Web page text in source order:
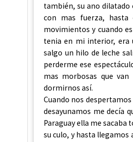
también, su ano dilatado
con mas fuerza, hasta
movimientos y cuando
tenia en mi interior, era
salgo un hilo de leche
perderme ese
mas morbosas que
dormirnos así.
Cuando nos
desayunamos me decía
Paraguay ella me sacaba
su culo, y hasta llegamos